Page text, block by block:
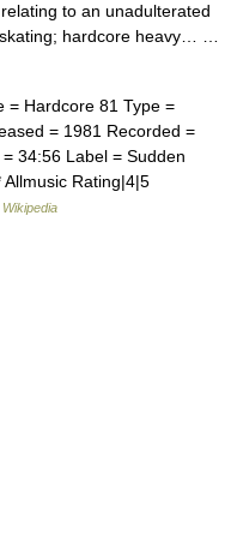
to an unadulterated
hardcore heavy… …
Hardcore 81 Type =
= 1981 Recorded =
34:56 Label = Sudden
Rating|4|5
Wikipedia